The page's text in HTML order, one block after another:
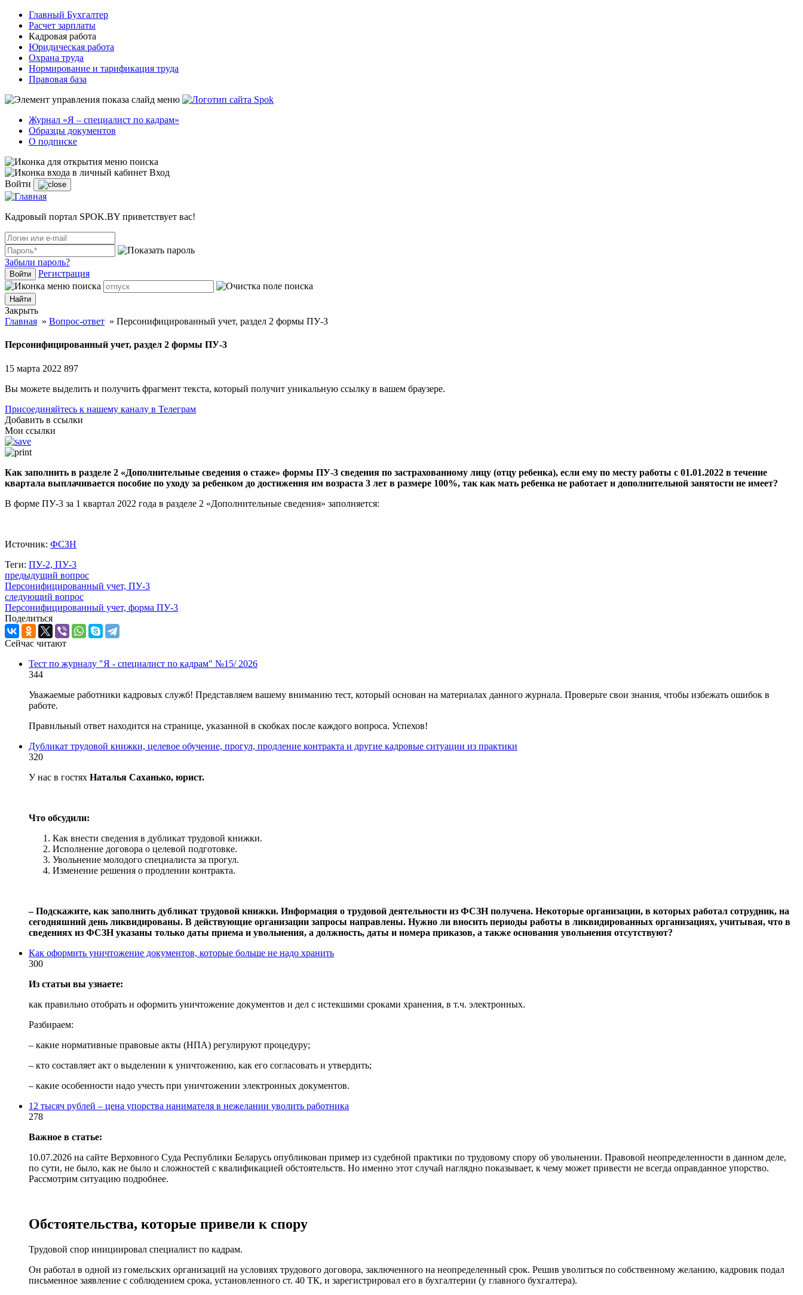
Главный Бухгалтер
Расчет зарплаты
Кадровая работа
Юридическая работа
Охрана труда
Нормирование и тарификация труда
Правовая база
Журнал «Я – специалист по кадрам»
Образцы документов
О подписке
Вход
Войти
Кадровый портал SPOK.BY приветствует вас!
Забыли пароль?
Войти Регистрация
Закрыть
Главная » Вопрос-ответ » Персонифицированный учет, раздел 2 формы ПУ-3
Персонифицированный учет, раздел 2 формы ПУ-3
15 марта 2022 897
Вы можете выделить и получить фрагмент текста, который получит уникальную ссылку в вашем браузере.
Присоединяйтесь к нашему каналу в Телеграм
Добавить в ссылки
Мои ссылки
Как заполнить в разделе 2 «Дополнительные сведения о стаже» формы ПУ-3 сведения по застрахованному лицу (отцу ребенка), если ему по месту работы с 01.01.2022 в течение
квартала выплачивается пособие по уходу за ребенком до достижения им возраста 3 лет в размере 100%, так как мать ребенка не работает и дополнительной занятости не имеет?
В форме ПУ-3 за 1 квартал 2022 года в разделе 2 «Дополнительные сведения» заполняется:
Источник: ФСЗН
Теги: ПУ-2, ПУ-3
предыдущий вопрос
Персонифицированный учет, ПУ-3
следующий вопрос
Персонифицированный учет, форма ПУ-3
Поделиться
Сейчас читают
Тест по журналу "Я - специалист по кадрам" №15/ 2026
344
Уважаемые работники кадровых служб! Представляем вашему вниманию тест, который основан на материалах данного журнала. Проверьте свои знания, чтобы избежать ошибок в
работе.
Правильный ответ находится на странице, указанной в скобках после каждого вопроса. Успехов!
Дубликат трудовой книжки, целевое обучение, прогул, продление контракта и другие кадровые ситуации из практики
320
У нас в гостях Наталья Саханько, юрист.
Что обсудили:
Как внести сведения в дубликат трудовой книжки.
Исполнение договора о целевой подготовке.
Увольнение молодого специалиста за прогул.
Изменение решения о продлении контракта.
‒ Подскажите, как заполнить дубликат трудовой книжки. Информация о трудовой деятельности из ФСЗН получена. Некоторые организации, в которых работал сотрудник, на
сегодняшний день ликвидированы. В действующие организации запросы направлены. Нужно ли вносить периоды работы в ликвидированных организациях, учитывая, что в
сведениях из ФСЗН указаны только даты приема и увольнения, а должность, даты и номера приказов, а также основания увольнения отсутствуют?
Как оформить уничтожение документов, которые больше не надо хранить
300
Из статьи вы узнаете:
как правильно отобрать и оформить уничтожение документов и дел с истекшими сроками хранения, в т.ч. электронных.
Разбираем:
– какие нормативные правовые акты (НПА) регулируют процедуру;
– кто составляет акт о выделении к уничтожению, как его согласовать и утвердить;
– какие особенности надо учесть при уничтожении электронных документов.
12 тысяч рублей – цена упорства нанимателя в нежелании уволить работника
278
Важное в статье:
10.07.2026 на сайте Верховного Суда Республики Беларусь опубликован пример из судебной практики по трудовому спору об увольнении. Правовой неопределенности в данном деле,
по сути, не было, как не было и сложностей с квалификацией обстоятельств. Но именно этот случай наглядно показывает, к чему может привести не всегда оправданное упорство.
Рассмотрим ситуацию подробнее.
Обстоятельства, которые привели к спору
Трудовой спор инициировал специалист по кадрам.
Он работал в одной из гомельских организаций на условиях трудового договора, заключенного на неопределенный срок. Решив уволиться по собственному желанию, кадровик подал
письменное заявление с соблюдением срока, установленного ст. 40 ТК, и зарегистрировал его в бухгалтерии (у главного бухгалтера).